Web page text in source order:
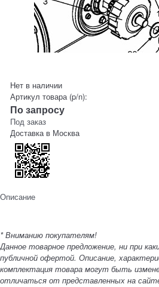
Нет в наличии
Артикул товара (p/n):
По запросу
Под заказ
Доставка в Москва
Описание
* Вниманию покупателям!
Данное товарное предложение, ни при
публичной офертой. Описание,
комплектация товара могут быть
отличаться от представленных на